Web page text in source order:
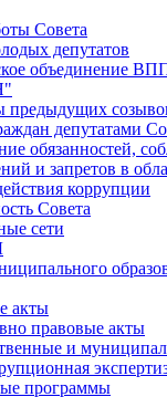
Совета
депутатов
объединение
предыдущих
депутатами
обязанностей,
и запретов в
коррупции
Совета
сети
акты
правовые акты
и
программы